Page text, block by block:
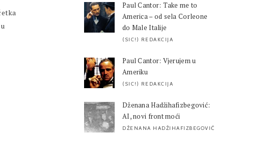
Paul Cantor: Take me to
America – od sela Corleone
do Male Italije
(SIC!) REDAKCIJA
Paul Cantor: Vjerujem u
Ameriku
(SIC!) REDAKCIJA
Dženana Hadžihafizbegović:
AI, novi front moći
DŽENANA HADŽIHAFIZBEGOVIĆ